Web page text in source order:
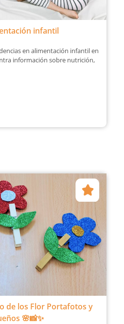
infantil
en alimentación infantil en
información sobre nutrición,
de los Flor Portafotos y
🌸📸✨